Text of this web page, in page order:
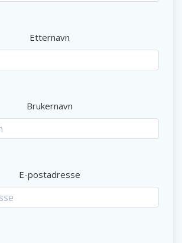
Etternavn
Brukernavn
E-postadresse